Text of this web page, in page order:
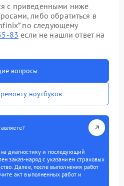
с приведенными ниже
либо обратиться в
по следующему
83 если не нашли ответ на
вопросы
ноутбуков
диагностику и последующий
заказ-наряд с указанием страховых
Далее, после выполнения работ
акт выполненных работ и